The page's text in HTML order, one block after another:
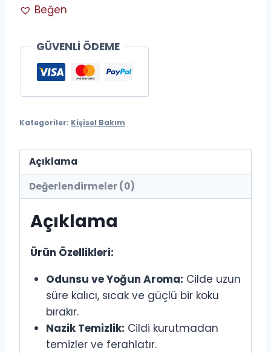
Blaze
1000ml
Beğen
GÜVENLİ ÖDEME
Kategoriler: Kişisel Bakım
Açıklama
Değerlendirmeler (0)
Açıklama
Ürün Özellikleri:
Odunsu ve Yoğun Aroma: Cilde uzun
süre kalıcı, sıcak ve güçlü bir koku
bırakır.
Nazik Temizlik: Cildi kurutmadan
temizler ve ferahlatır.